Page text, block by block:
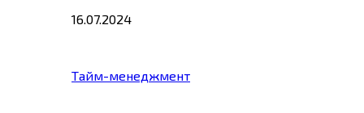
16.07.2024
Тайм-менеджмент